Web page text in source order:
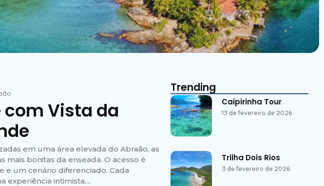
Vista da
em uma área elevada do Abraão, as
mais bonitas da enseada. O acesso é
e um cenário diferenciado. Cada
experiência intimista,...
Trending
Caipirinha Tour
13 de fevereiro de 2026
Trilha Dois Rios
3 de fevereiro de 2026